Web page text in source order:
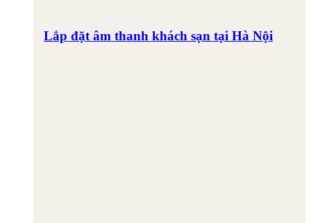
Lắp đặt âm thanh khách sạn tại Hà Nội